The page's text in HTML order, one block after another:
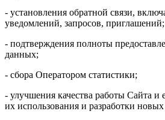
- установления обратной связи,
уведомлений, запросов, приглашений;
- подтверждения полноты
данных;
- сбора Оператором статистики;
- улучшения качества работы Сайта и
их использования и разработки